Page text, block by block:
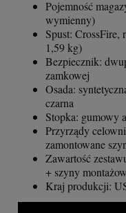
Pojemność
wymienny)
Spust: CrossFire,
1,59 kg)
Bezpiecznik:
zamkowej
Osada:
czarna
Stopka: gumowy
Przyrządy
zamontowane
Zawartość
+ szyny
Kraj produkcji: